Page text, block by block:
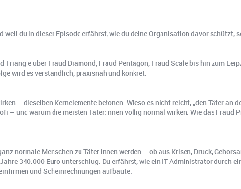
weil du in dieser Episode erfährst, wie du deine Organisation davor
Triangle über Fraud Diamond, Fraud Pentagon, Fraud Scale bis hin zum
wird es verständlich, praxisnah und konkret.
– dieselben Kernelemente betonen. Wieso es nicht reicht, „den Täter an
– und warum die meisten Täter:innen völlig normal wirken. Wie das Fraud
normale Menschen zu Täter:innen werden – ob aus Krisen, Druck,
340.000 Euro unterschlug. Du erfährst, wie ein IT-Administrator durch
und Scheinrechnungen aufbaute.